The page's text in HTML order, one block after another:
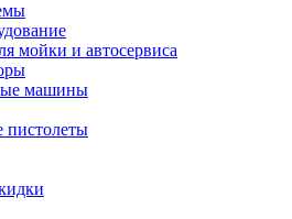
мойки и автосервиса
машины
пистолеты